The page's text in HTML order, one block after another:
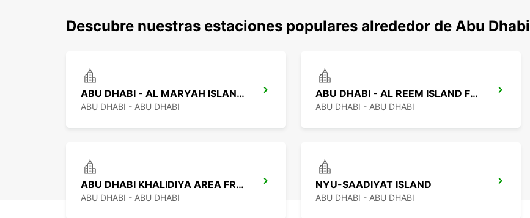
Descubre nuestras estaciones populares alrededor de Abu Dhabi
ABU DHABI - AL MARYAH ISLAND FREE DELIVERY
ABU DHABI - ABU DHABI
ABU DHABI - AL REEM ISLAND FREE DELIVERY
ABU DHABI - ABU DHABI
ABU DHABI KHALIDIYA AREA FREE DELIVERY
ABU DHABI - ABU DHABI
NYU-SAADIYAT ISLAND
ABU DHABI - ABU DHABI